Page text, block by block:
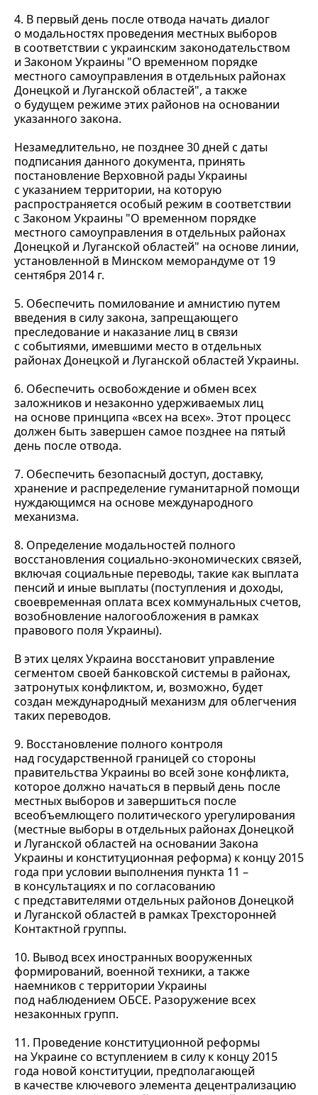
4. В первый день после отвода начать диалог
о модальностях проведения местных выборов
в соответствии с украинским законодательством
и Законом Украины "О временном порядке
местного самоуправления в отдельных районах
Донецкой и Луганской областей", а также
о будущем режиме этих районов на основании
указанного закона.
Незамедлительно, не позднее 30 дней с даты
подписания данного документа, принять
постановление Верховной рады Украины
с указанием территории, на которую
распространяется особый режим в соответствии
с Законом Украины "О временном порядке
местного самоуправления в отдельных районах
Донецкой и Луганской областей" на основе линии,
установленной в Минском меморандуме от 19
сентября 2014 г.
5. Обеспечить помилование и амнистию путем
введения в силу закона, запрещающего
преследование и наказание лиц в связи
с событиями, имевшими место в отдельных
районах Донецкой и Луганской областей Украины.
6. Обеспечить освобождение и обмен всех
заложников и незаконно удерживаемых лиц
на основе принципа «всех на всех». Этот процесс
должен быть завершен самое позднее на пятый
день после отвода.
7. Обеспечить безопасный доступ, доставку,
хранение и распределение гуманитарной помощи
нуждающимся на основе международного
механизма.
8. Определение модальностей полного
восстановления социально-экономических связей,
включая социальные переводы, такие как выплата
пенсий и иные выплаты (поступления и доходы,
своевременная оплата всех коммунальных счетов,
возобновление налогообложения в рамках
правового поля Украины).
В этих целях Украина восстановит управление
сегментом своей банковской системы в районах,
затронутых конфликтом, и, возможно, будет
создан международный механизм для облегчения
таких переводов.
9. Восстановление полного контроля
над государственной границей со стороны
правительства Украины во всей зоне конфликта,
которое должно начаться в первый день после
местных выборов и завершиться после
всеобъемлющего политического урегулирования
(местные выборы в отдельных районах Донецкой
и Луганской областей на основании Закона
Украины и конституционная реформа) к концу 2015
года при условии выполнения пункта 11 –
в консультациях и по согласованию
с представителями отдельных районов Донецкой
и Луганской областей в рамках Трехсторонней
Контактной группы.
10. Вывод всех иностранных вооруженных
формирований, военной техники, а также
наемников с территории Украины
под наблюдением ОБСЕ. Разоружение всех
незаконных групп.
11. Проведение конституционной реформы
на Украине со вступлением в силу к концу 2015
года новой конституции, предполагающей
в качестве ключевого элемента децентрализацию